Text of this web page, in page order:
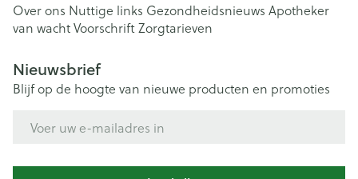
Over ons Nuttige links Gezondheidsnieuws Apotheker
van wachtVoorschriftZorgtarieven
Nieuwsbrief
Blijf op de hoogte van nieuwe producten en promoties